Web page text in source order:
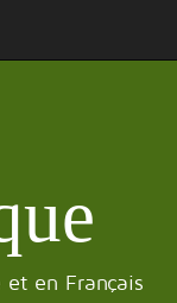
en Français